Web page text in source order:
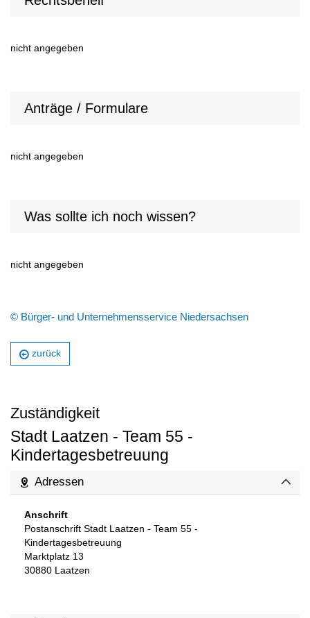
nicht angegeben
Anträge / Formulare
nicht angegeben
Was sollte ich noch wissen?
nicht angegeben
© Bürger- und Unternehmensservice Niedersachsen
zurück
Zuständigkeit
Stadt Laatzen - Team 55 -
Kindertagesbetreuung
Adressen
Anschrift
Postanschrift Stadt Laatzen - Team 55 -
Kindertagesbetreuung
Marktplatz 13
30880 Laatzen